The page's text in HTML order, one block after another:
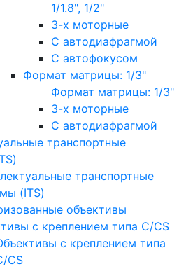
1/1.8", 1/2"
3-х моторные
С автодиафрагмой
С автофокусом
Формат матрицы: 1/3"
Формат матрицы: 1/3"
3-х моторные
С автодиафрагмой
транспортные
транспортные
(ITS)
объективы
с креплением типа C/CS
с креплением типа
CS